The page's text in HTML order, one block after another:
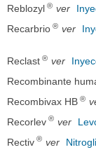
Reblozyl ® ver
Recarbrio ® ver
Reclast ® ver
Recombinante
Recombivax HB ®
Recorlev ® ver
Rectiv ® ver